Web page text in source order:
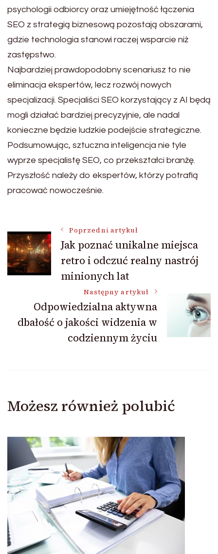
psychologii odbiorcy oraz umiejętność łączenia
SEO z strategią biznesową pozostają obszarami,
gdzie technologia stanowi raczej wsparcie niż
zastępstwo.
Najbardziej prawdopodobny scenariusz to nie
eliminacja ekspertów, lecz rozwój nowych
specjalizacji. Specjaliści SEO korzystający z AI będą
mogli działać bardziej precyzyjnie, ale nadal
konieczne będzie ludzkie podejście strategiczne.
Podsumowując, sztuczna inteligencja nie tyle
wyprze specjalistę SEO, co przekształci branżę.
Przyszłość należy do ekspertów, którzy potrafią
pracować nowocześnie.
Nawigacja
wpisu
Poprzedni artykuł
Jak poznać unikalne miejsca
retro i odczuć realny nastrój
minionych lat
Następny artykuł
Odpowiedzialna aktywna
dbałość o jakości widzenia w
codziennym życiu
Możesz również polubić